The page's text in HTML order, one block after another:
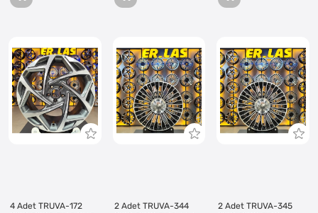
4 Adet TRUVA-172
2 Adet TRUVA-344
2 Adet TRUVA-345